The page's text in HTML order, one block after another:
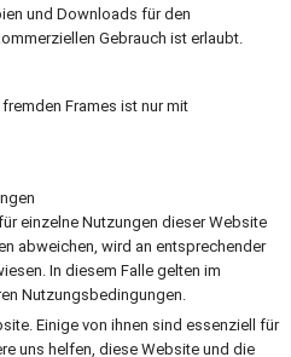
und Downloads für den
Gebrauch ist erlaubt.
Frames ist nur mit
einzelne Nutzungen dieser Website
abweichen, wird an entsprechender
In diesem Falle gelten im
Nutzungsbedingungen.
Einige von ihnen sind essenziell für
uns helfen, diese Website und die